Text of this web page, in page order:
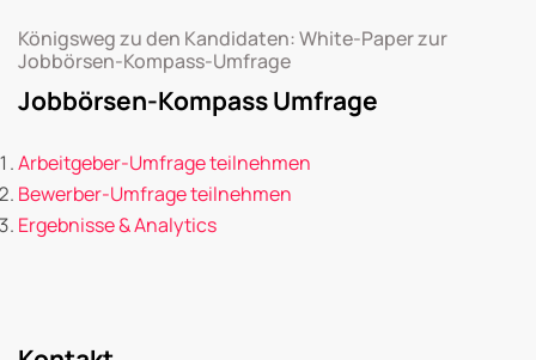
Königsweg zu den Kandidaten: White-Paper zur
Jobbörsen-Kompass-Umfrage
Jobbörsen-Kompass Umfrage
Arbeitgeber-Umfrage teilnehmen
Bewerber-Umfrage teilnehmen
Ergebnisse & Analytics